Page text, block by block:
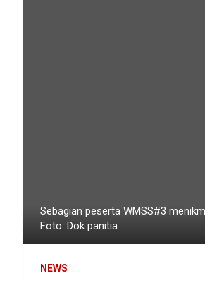
Sebagian peserta WMSS#3
Foto: Dok panitia
NEWS